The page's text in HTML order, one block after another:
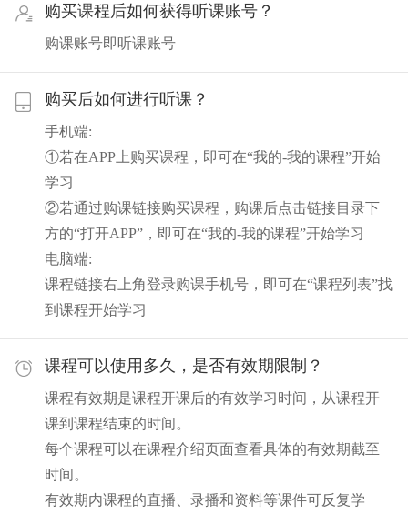
购买课程后如何获得听课账号？
购课账号即听课账号
购买后如何进行听课？
手机端:
①若在APP上购买课程，即可在“我的-我的课程”开始
学习
②若通过购课链接购买课程，购课后点击链接目录下
方的“打开APP”，即可在“我的-我的课程”开始学习
电脑端:
课程链接右上角登录购课手机号，即可在“课程列表”找
到课程开始学习
课程可以使用多久，是否有效期限制？
课程有效期是课程开课后的有效学习时间，从课程开
课到课程结束的时间。
每个课程可以在课程介绍页面查看具体的有效期截至
时间。
有效期内课程的直播、录播和资料等课件可反复学